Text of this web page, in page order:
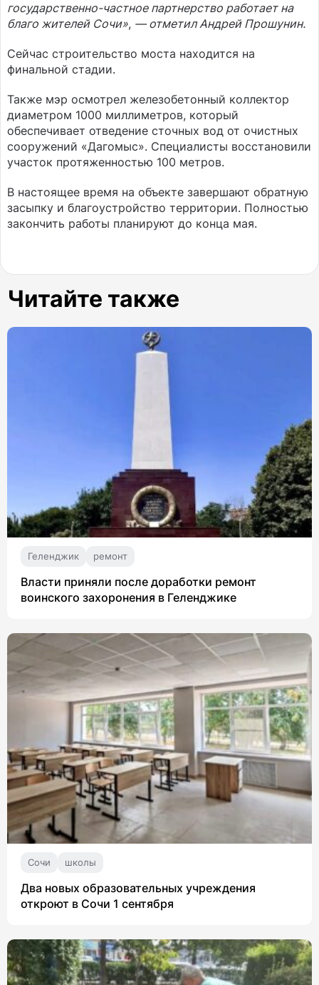
государственно-частное партнерство работает на
благо жителей Сочи», — отметил Андрей Прошунин.
Сейчас строительство моста находится на
финальной стадии.
Также мэр осмотрел железобетонный коллектор
диаметром 1000 миллиметров, который
обеспечивает отведение сточных вод от очистных
сооружений «Дагомыс». Специалисты восстановили
участок протяженностью 100 метров.
В настоящее время на объекте завершают обратную
засыпку и благоустройство территории. Полностью
закончить работы планируют до конца мая.
Читайте также
Геленджик ремонт
Власти приняли после доработки ремонт
воинского захоронения в Геленджике
Сочи школы
Два новых образовательных учреждения
откроют в Сочи 1 сентября